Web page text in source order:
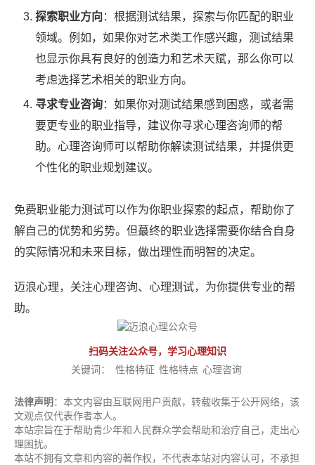
探索职业方向 ：根据测试结果，探索与你匹配的职业
领域。例如，如果你对艺术类工作感兴趣，测试结果
也显示你具有良好的创造力和艺术天赋，那么你可以
考虑选择艺术相关的职业方向。
寻求专业咨询：如果你对测试结果感到困惑，或者需
要更专业的职业指导，建议你寻求心理咨询师的帮
助。心理咨询师可以帮助你解读测试结果，并提供更
个性化的职业规划建议。
免费职业能力测试可以作为你职业探索的起点，帮助你了
解自己的优势和劣势。但蕞终的职业选择需要你结合自身
的实际情况和未来目标，做出理性而明智的决定。
迈浪心理，关注心理咨询、心理测试，为你提供专业的帮
助。
扫码关注公众号，学习心理知识
关键词：
性格特征 性格特点 心理咨询
法律声明 ：本文内容由互联网用户贡献，转载收集于公开网络，该
文观点仅代表作者本人。
本站宗旨在于帮助青少年和人民群众学会帮助和治疗自己，走出心
理困扰。
本站不拥有文章和内容的著作权，不代表本站对内容认可，不承担